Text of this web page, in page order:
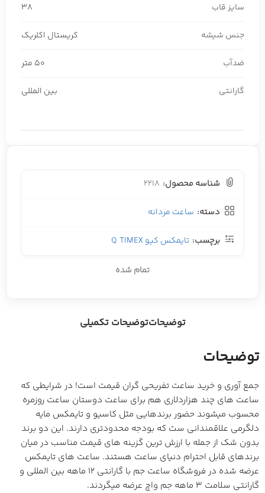
سایز قاب 38
جنس شیشه کریستال اکلریک
ضدآب 50 متر
گارانتی بین المللی
شناسه محصول: 2218
دسته: ساعت مردانه
برچسب: تایمکس کیو Q TIMEX
تمام شده
توضیحاتتوضیحات تکمیلی
توضیحات
جمع آوری و خرید ساعت تفریحی گران قیمت است! در شرایطی که
ساعت های چند هزاردلاری هم برای ساعت دوستان ساعت روزمره
محسوب میشوند حضور برندهایی مثل کاسیو و تایمکس مایه
دلگرمی علاقمندانی ست که بودجه محدودتری دارند. این دو برند
بدون شک از جمله با ارزش ترین گزینه های قیمت مناسب در میان
برندهای قابل احترام دنیای ساعت هستند. ساعت های تایمکس
عرضه شده در فروشگاه ساعت جم با گارانتی 12 ماهه بین المللی و
گارانتی سلامت 3 ماهه جم واچ عرضه میگردند.